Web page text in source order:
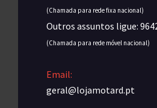
(Chamada para rede fixa nacional)
Outros assuntos ligue:
(Chamada para rede móvel nacional)
Email:
geral@lojamotard.pt